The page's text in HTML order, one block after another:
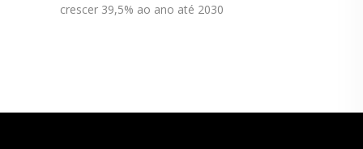
crescer 39,5% ao ano até 2030